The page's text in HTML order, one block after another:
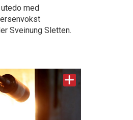
med
Sveinung Sletten.